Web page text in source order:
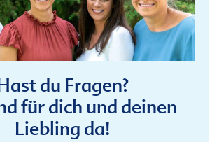
du Fragen?
für dich und deinen
Liebling da!